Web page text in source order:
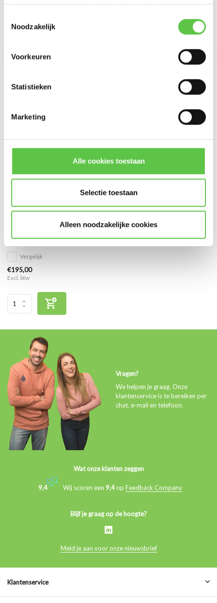
Noodzakelijk
Voorkeuren
Statistieken
Marketing
Alle cookies toestaan
Selectie toestaan
Alleen noodzakelijke cookies
Tags
1 Year License Hardware Licensing
Cisco Meraki MX64 Enterprise
Vergelijk
€195,00
Excl. btw
Vragen?
We helpen je graag. Onze
klantenservice is te bereiken per
chat, e-mail en telefoon.
Wat onze klanten zeggen
9,4 Wij scoren een 9,4op Feedback Company
Blijf je graag op de hoogte?
Meld je aan voor onze nieuwsbrief
Klantenservice
Abonneer
* Lees hier de wettelijke beperkingen